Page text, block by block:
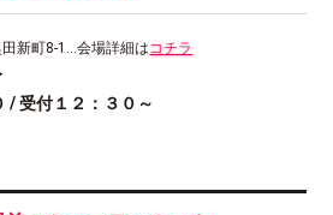
新町8-1…会場詳細はコチラ
/ 受付１２：３０～